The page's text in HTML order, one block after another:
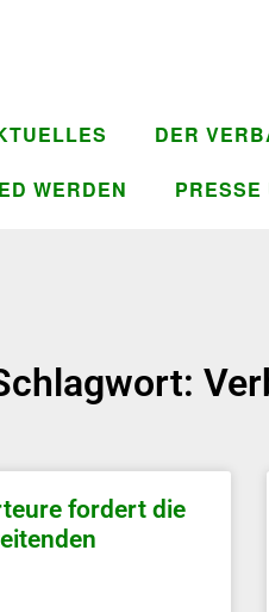
DER
WERDEN
PRESSE
fordert die